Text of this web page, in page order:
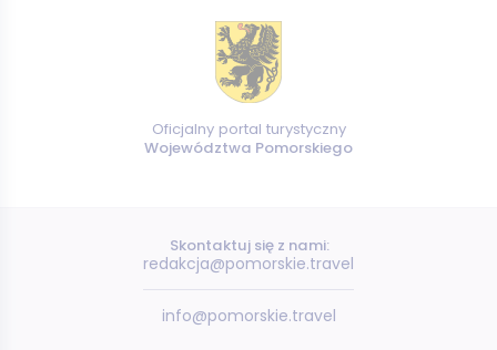
Oficjalny portal turystyczny
Województwa Pomorskiego
Skontaktuj się z nami:
redakcja@pomorskie.travel
info@pomorskie.travel